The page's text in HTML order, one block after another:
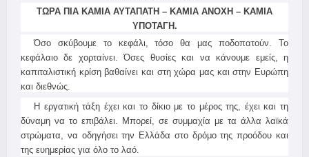
ΤΩΡΑ ΠΙΑ ΚΑΜΙΑ ΑΥΤΑΠΑΤΗ – ΚΑΜΙΑ ΑΝΟΧΗ – ΚΑΜΙΑ
ΥΠΟΤΑΓΗ.
Όσο σκύβουμε το κεφάλι, τόσο θα μας ποδοπατούν. Το
κεφάλαιο δε χορταίνει. Όσες θυσίες και να κάνουμε εμείς, η
καπιταλιστική κρίση βαθαίνει και στη χώρα μας και στην Ευρώπη
και διεθνώς.
Η εργατική τάξη έχει και το δίκιο με το μέρος της, έχει και τη
δύναμη να το επιβάλει. Μπορεί, σε συμμαχία με τα άλλα λαϊκά
στρώματα, να οδηγήσει την Ελλάδα στο δρόμο της προόδου και
της ευημερίας για όλο το λαό.